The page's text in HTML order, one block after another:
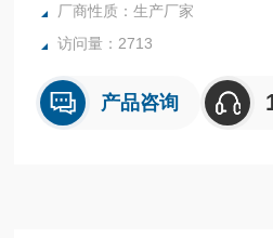
所有釜均可接受客户的个性化定制。
厂商性质：生产厂家
访问量：2713
产品咨询